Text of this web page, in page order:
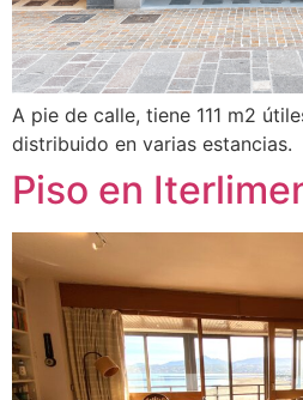
A pie de calle, tiene 111 m2
distribuido en varias estancias.
Piso en